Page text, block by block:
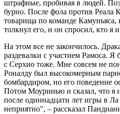
штрафные, пробивая в людей.
бурно. После фола против Реала
товарища по команде
толкнул его, и он спросил, кто я
На этом все не закончилось.
раздевалки с участием Рамоса.
с Серхио тоже. Мне совсем не
Роналду был высокомерным
бомбардиром, но его поведение
Потом Моуринью и сказал, что я
после одиннадцати лет игры в
неприятно", – рассказал